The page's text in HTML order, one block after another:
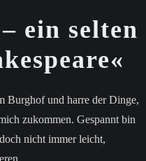
ein selten
Burghof und harre der Dinge,
zukommen. Gespannt bin
nicht immer leicht,